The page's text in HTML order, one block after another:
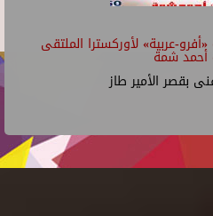
عربية» لأوركسترا الملتقى
أحمد شمة
بقصر الأمير طاز